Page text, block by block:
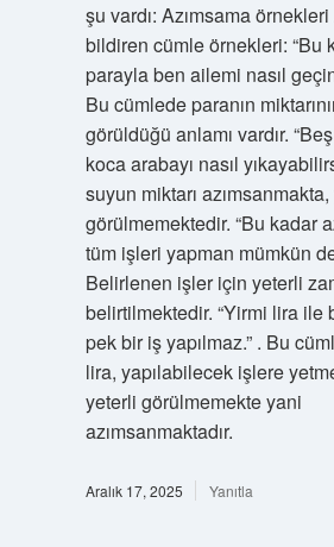
şu vardı: Azımsama
bildiren cümle örnekleri: “Bu
parayla ben ailemi nasıl
Bu cümlede paranın
görüldüğü anlamı vardır.
koca arabayı nasıl
suyun miktarı
görülmemektedir. “Bu kadar
tüm işleri yapman mümkün
Belirlenen işler için yeterli
belirtilmektedir. “Yirmi lira ile
pek bir iş yapılmaz.” . Bu
lira, yapılabilecek işlere
yeterli görülmemekte yani
azımsanmaktadır.
Aralık 17, 2025 Yanıtla